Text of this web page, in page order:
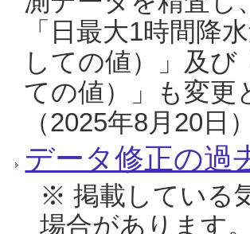
「日最大1時間降
しての値）」及
ての値）」も変更
（2025年8月20日）
データ修正の過
※ 掲載している
場合があります